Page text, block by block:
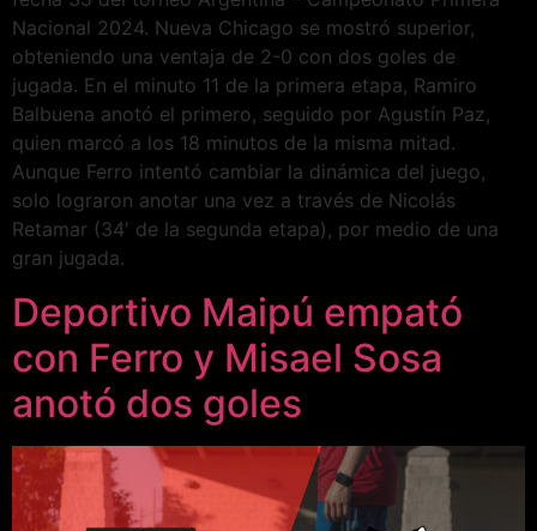
Nacional 2024. Nueva Chicago se mostró superior,
obteniendo una ventaja de 2-0 con dos goles de
jugada. En el minuto 11 de la primera etapa, Ramiro
Balbuena anotó el primero, seguido por Agustín Paz,
quien marcó a los 18 minutos de la misma mitad.
Aunque Ferro intentó cambiar la dinámica del juego,
solo lograron anotar una vez a través de Nicolás
Retamar (34′ de la segunda etapa), por medio de una
gran jugada.
Deportivo Maipú empató
con Ferro y Misael Sosa
anotó dos goles